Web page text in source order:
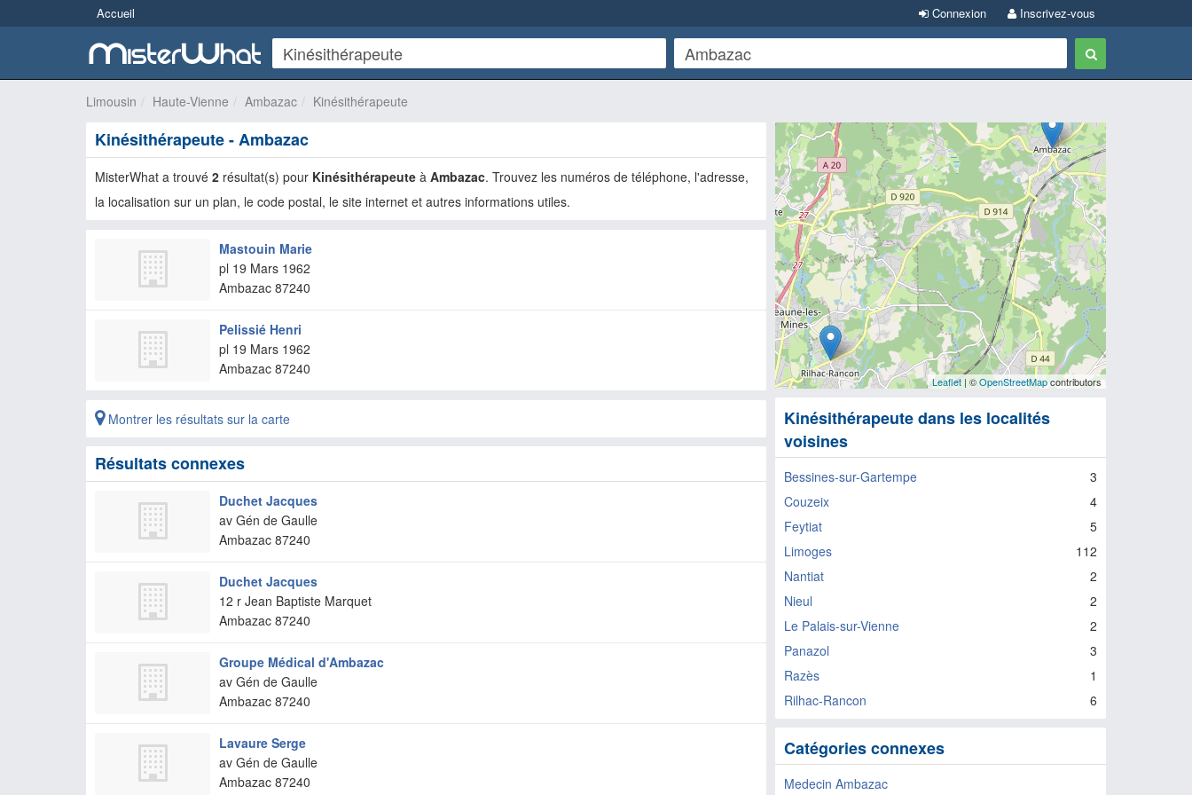
Accueil Inscrivez-vous
Connexion
Limousin Haute-Vienne Ambazac Kinésithérapeute
Kinésithérapeute - Ambazac
MisterWhat a trouvé 2 résultat(s) pour Kinésithérapeute à Ambazac. Trouvez les numéros de téléphone, l'adresse,
la localisation sur un plan, le code postal, le site internet et autres informations utiles.
Mastouin Marie
pl 19 Mars 1962
Ambazac 87240
Pelissié Henri
pl 19 Mars 1962
Ambazac 87240
Montrer les résultats sur la carte
Résultats connexes
Duchet Jacques
av Gén de Gaulle
Ambazac 87240
Duchet Jacques
12 r Jean Baptiste Marquet
Ambazac 87240
Groupe Médical d'Ambazac
av Gén de Gaulle
Ambazac 87240
Lavaure Serge
av Gén de Gaulle
Ambazac 87240
Leaflet| ©OpenStreetMapcontributors
Kinésithérapeute dans les localités
voisines
Bessines-sur-Gartempe
3
Couzeix
4
Feytiat
5
Limoges
112
Nantiat
2
Nieul
2
Le Palais-sur-Vienne
2
Panazol
3
Razès
1
Rilhac-Rancon
6
Catégories connexes
Medecin Ambazac